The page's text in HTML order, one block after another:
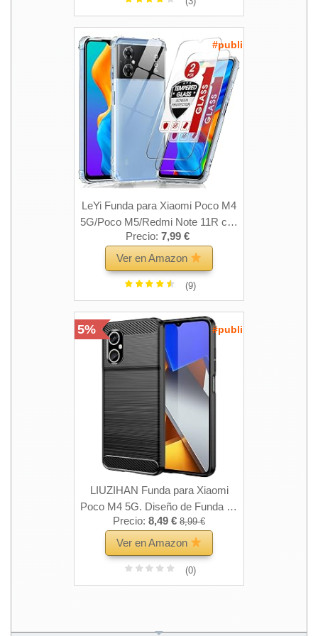
Anti-Caída Silicona Case - Rojo
#publi
LeYi Funda para Xiaomi Poco M4
5G/Poco M5/Redmi Note 11R con
[2-Unidades] Cristal Templado,
Carcasa Armor Silicona Soft Skin
TPU Case Antigolpes Cover para
Movil Poco M4 5G/Poco M5,
Transparente
Precio: 7,99 €
Ver en Amazon
(9)
5% #publi
LIUZIHAN Funda para Xiaomi
Poco M4 5G. Diseño de Funda de
Silicona Suave y Delgada,
Resistente a los Golpes y
Duradera, Caso para Xiaomi Poco
M4 5G.(Negro)
Precio: 8,49 € 8,99 €
Ver en Amazon
(0)